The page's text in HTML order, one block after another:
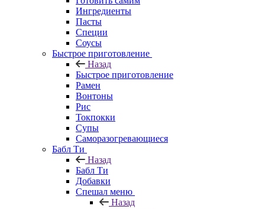
Ингредиенты
Пасты
Специи
Соусы
Быстрое приготовление
Назад
Быстрое приготовление
Рамен
Вонтоны
Рис
Токпокки
Супы
Саморазогревающиеся
Бабл Ти
Назад
Бабл Ти
Добавки
Спешал меню
Назад